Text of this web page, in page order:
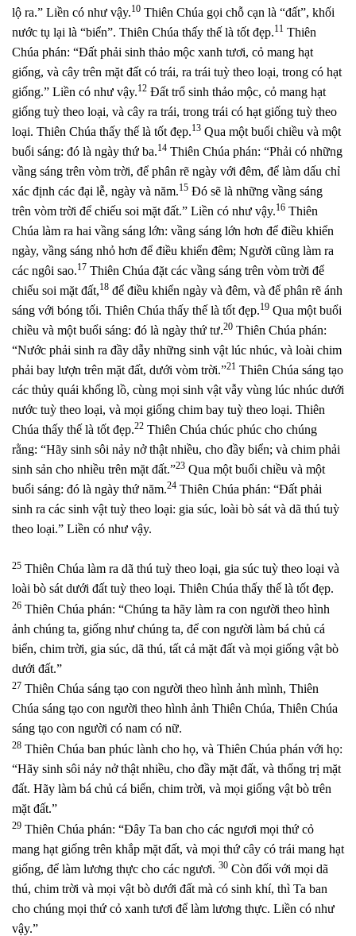
lộ ra.” Liền có như vậy.10 Thiên Chúa gọi chỗ cạn là “đất”, khối
nước tụ lại là “biển”. Thiên Chúa thấy thế là tốt đẹp.11 Thiên
Chúa phán: “Đất phải sinh thảo mộc xanh tươi, cỏ mang hạt
giống, và cây trên mặt đất có trái, ra trái tuỳ theo loại, trong có hạt
giống.” Liền có như vậy.12 Đất trổ sinh thảo mộc, cỏ mang hạt
giống tuỳ theo loại, và cây ra trái, trong trái có hạt giống tuỳ theo
loại. Thiên Chúa thấy thế là tốt đẹp.13 Qua một buổi chiều và một
buổi sáng: đó là ngày thứ ba.14 Thiên Chúa phán: “Phải có những
vầng sáng trên vòm trời, để phân rẽ ngày với đêm, để làm dấu chỉ
xác định các đại lễ, ngày và năm.15 Đó sẽ là những vầng sáng
trên vòm trời để chiếu soi mặt đất.” Liền có như vậy.16 Thiên
Chúa làm ra hai vầng sáng lớn: vầng sáng lớn hơn để điều khiển
ngày, vầng sáng nhỏ hơn để điều khiển đêm; Người cũng làm ra
các ngôi sao.17 Thiên Chúa đặt các vầng sáng trên vòm trời để
chiếu soi mặt đất,18 để điều khiển ngày và đêm, và để phân rẽ ánh
sáng với bóng tối. Thiên Chúa thấy thế là tốt đẹp.19 Qua một buổi
chiều và một buổi sáng: đó là ngày thứ tư.20 Thiên Chúa phán:
“Nước phải sinh ra đầy dẫy những sinh vật lúc nhúc, và loài chim
phải bay lượn trên mặt đất, dưới vòm trời.”21 Thiên Chúa sáng tạo
các thủy quái khổng lồ, cùng mọi sinh vật vẫy vùng lúc nhúc dưới
nước tuỳ theo loại, và mọi giống chim bay tuỳ theo loại. Thiên
Chúa thấy thế là tốt đẹp.22 Thiên Chúa chúc phúc cho chúng
rằng: “Hãy sinh sôi nảy nở thật nhiều, cho đầy biển; và chim phải
sinh sản cho nhiều trên mặt đất.”23 Qua một buổi chiều và một
buổi sáng: đó là ngày thứ năm.24 Thiên Chúa phán: “Đất phải
sinh ra các sinh vật tuỳ theo loại: gia súc, loài bò sát và dã thú tuỳ
theo loại.” Liền có như vậy.
25 Thiên Chúa làm ra dã thú tuỳ theo loại, gia súc tuỳ theo loại và
loài bò sát dưới đất tuỳ theo loại. Thiên Chúa thấy thế là tốt đẹp.
26 Thiên Chúa phán: “Chúng ta hãy làm ra con người theo hình
ảnh chúng ta, giống như chúng ta, để con người làm bá chủ cá
biển, chim trời, gia súc, dã thú, tất cả mặt đất và mọi giống vật bò
dưới đất.”
27 Thiên Chúa sáng tạo con người theo hình ảnh mình, Thiên
Chúa sáng tạo con người theo hình ảnh Thiên Chúa, Thiên Chúa
sáng tạo con người có nam có nữ.
28 Thiên Chúa ban phúc lành cho họ, và Thiên Chúa phán với họ:
“Hãy sinh sôi nảy nở thật nhiều, cho đầy mặt đất, và thống trị mặt
đất. Hãy làm bá chủ cá biển, chim trời, và mọi giống vật bò trên
mặt đất.”
29 Thiên Chúa phán: “Đây Ta ban cho các ngươi mọi thứ cỏ
mang hạt giống trên khắp mặt đất, và mọi thứ cây có trái mang hạt
giống, để làm lương thực cho các ngươi. 30 Còn đối với mọi dã
thú, chim trời và mọi vật bò dưới đất mà có sinh khí, thì Ta ban
cho chúng mọi thứ cỏ xanh tươi để làm lương thực. Liền có như
vậy.”